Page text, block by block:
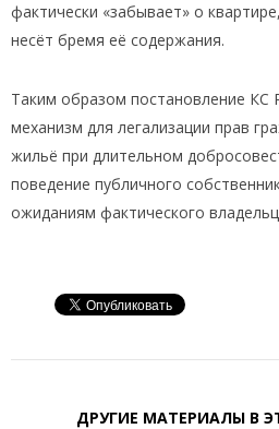
фактически «забывает» о
несёт бремя её содержания.
Таким образом постановление КС
механизм для легализации прав
жильё при длительном
поведение публичного
ожиданиям фактического
ДРУГИЕ МАТЕРИАЛЫ В